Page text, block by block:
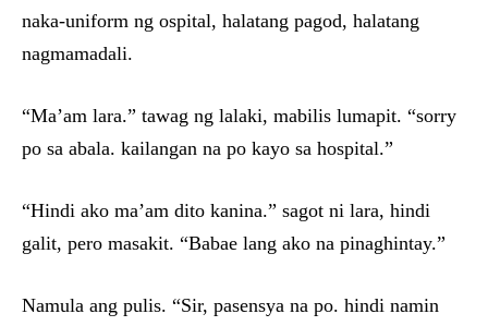
naka-uniform ng ospital, halatang pagod, halatang
nagmamadali.
“Ma’am lara.” tawag ng lalaki, mabilis lumapit. “sorry
po sa abala. kailangan na po kayo sa hospital.”
“Hindi ako ma’am dito kanina.” sagot ni lara, hindi
galit, pero masakit. “Babae lang ako na pinaghintay.”
Namula ang pulis. “Sir, pasensya na po. hindi namin